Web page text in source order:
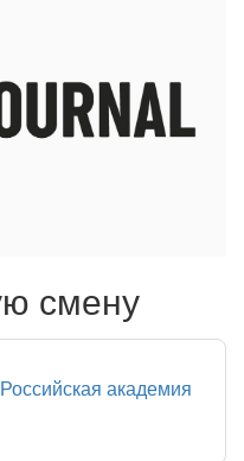
смену
академия